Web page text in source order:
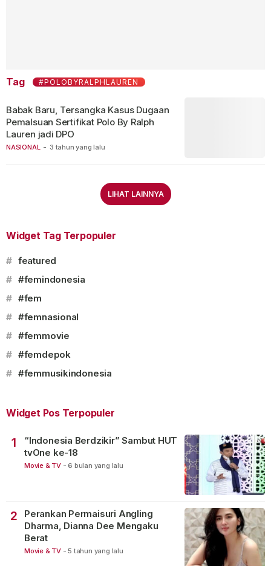
Tag #POLOBYRALPHLAUREN
NASIONAL - 3 tahun yang lalu
Babak Baru, Tersangka Kasus Dugaan
Pemalsuan Sertifikat Polo By Ralph
Lauren jadi DPO
LIHAT LAINNYA
Widget Tag Terpopuler
# featured
# #femindonesia
# #fem
# #femnasional
# #femmovie
# #femdepok
# #femmusikindonesia
Widget Pos Terpopuler
1
“Indonesia Berdzikir” Sambut HUT
tvOne ke-18
Movie & TV - 6 bulan yang lalu
2
Perankan Permaisuri Angling
Dharma, Dianna Dee Mengaku
Berat
Movie & TV - 5 tahun yang lalu